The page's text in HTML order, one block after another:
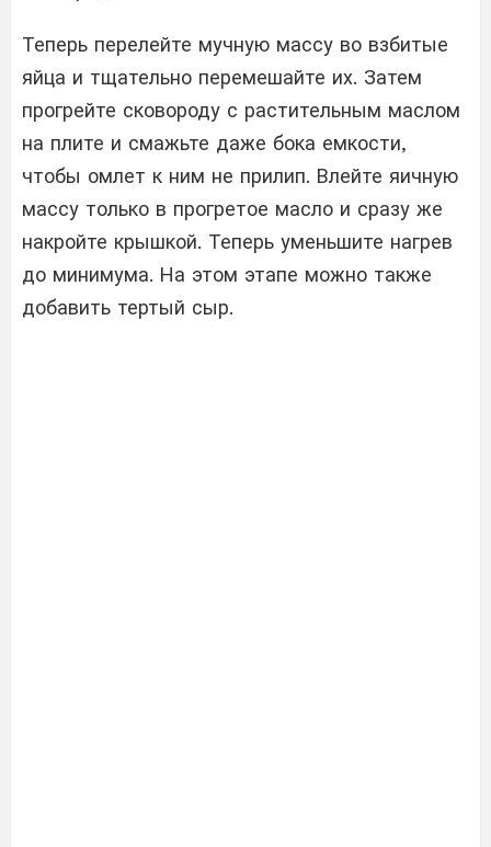
Теперь перелейте мучную массу во взбитые
яйца и тщательно перемешайте их. Затем
прогрейте сковороду с растительным маслом
на плите и смажьте даже бока емкости,
чтобы омлет к ним не прилип. Влейте яичную
массу только в прогретое масло и сразу же
накройте крышкой. Теперь уменьшите нагрев
до минимума. На этом этапе можно также
добавить тертый сыр.